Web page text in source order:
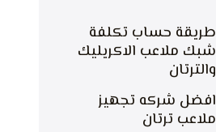
طريقة حساب تكلفة
شبك ملاعب الاكريليك
والترتان
افضل شركه تجهيز
ملاعب ترتان